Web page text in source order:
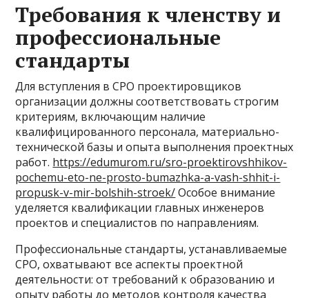
Требования к членству и
профессиональные
стандарты
Для вступления в СРО проектировщиков
организации должны соответствовать строгим
критериям, включающим наличие
квалифицированного персонала, материально-
технической базы и опыта выполнения проектных
работ. https://edumurom.ru/sro-proektirovshhikov-
pochemu-eto-ne-prosto-bumazhka-a-vash-shhit-i-
propusk-v-mir-bolshih-stroek/Особое внимание
уделяется квалификации главных инженеров
проектов и специалистов по направлениям.
Профессиональные стандарты, устанавливаемые
СРО, охватывают все аспекты проектной
деятельности: от требований к образованию и
опыту работы до методов контроля качества